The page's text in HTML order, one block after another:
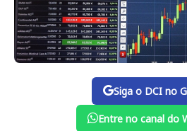
Siga o DCI no
Entre no canal do